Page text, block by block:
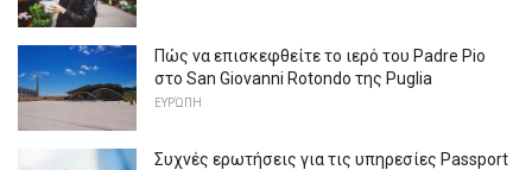
Πώς να επισκεφθείτε το ιερό του Padre Pio
στο San Giovanni Rotondo της Puglia
ΕΥΡΏΠΗ
Συχνές ερωτήσεις για τις υπηρεσίες Passport